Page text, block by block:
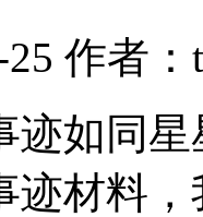
作者：
迹如同
迹材料